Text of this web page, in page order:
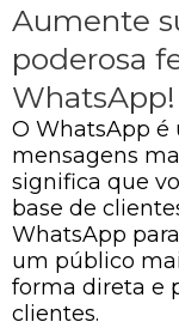
Aumente
poderosa
WhatsApp!
O WhatsApp é
mensagens
significa que
base de
WhatsApp
um público
forma direta e
clientes.